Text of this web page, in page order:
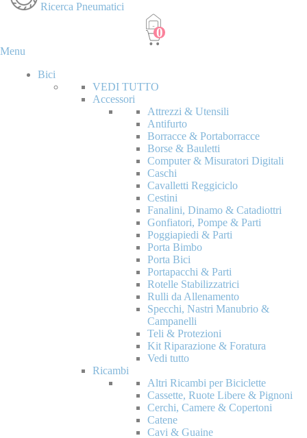
Ricerca Pneumatici
Menu
Bici
VEDI TUTTO
Accessori
Attrezzi & Utensili
Antifurto
Borracce & Portaborracce
Borse & Bauletti
Computer & Misuratori Digitali
Caschi
Cavalletti Reggiciclo
Cestini
Fanalini, Dinamo & Catadiottri
Gonfiatori, Pompe & Parti
Poggiapiedi & Parti
Porta Bimbo
Porta Bici
Portapacchi & Parti
Rotelle Stabilizzatrici
Rulli da Allenamento
Specchi, Nastri Manubrio &
Campanelli
Teli & Protezioni
Kit Riparazione & Foratura
Vedi tutto
Ricambi
Altri Ricambi per Biciclette
Cassette, Ruote Libere & Pignoni
Cerchi, Camere & Copertoni
Catene
Cavi & Guaine